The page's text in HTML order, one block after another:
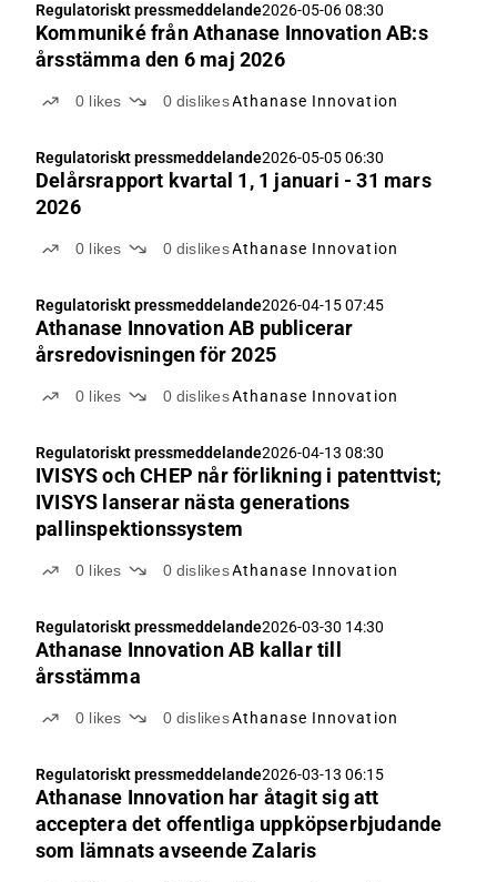
Regulatoriskt pressmeddelande2026-05-06 08:30
Kommuniké från Athanase Innovation AB:s
årsstämma den 6 maj 2026
0 likes 0 dislikesAthanase Innovation
Regulatoriskt pressmeddelande2026-05-05 06:30
Delårsrapport kvartal 1, 1 januari - 31 mars
2026
0 likes 0 dislikesAthanase Innovation
Regulatoriskt pressmeddelande2026-04-15 07:45
Athanase Innovation AB publicerar
årsredovisningen för 2025
0 likes 0 dislikesAthanase Innovation
Regulatoriskt pressmeddelande2026-04-13 08:30
IVISYS och CHEP når förlikning i patenttvist;
IVISYS lanserar nästa generations
pallinspektionssystem
0 likes 0 dislikesAthanase Innovation
Regulatoriskt pressmeddelande2026-03-30 14:30
Athanase Innovation AB kallar till
årsstämma
0 likes 0 dislikesAthanase Innovation
Regulatoriskt pressmeddelande2026-03-13 06:15
Athanase Innovation har åtagit sig att
acceptera det offentliga uppköpserbjudande
som lämnats avseende Zalaris